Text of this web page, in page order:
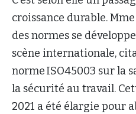
croissance durable.
des normes se
scène internationale,
norme ISO45003 sur la
la sécurité au travail.
2021 a été élargie pour